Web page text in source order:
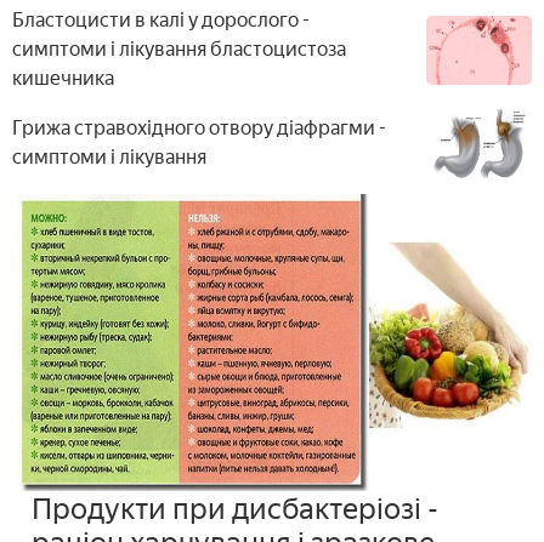
Бластоцисти в калі у дорослого -
симптоми і лікування бластоцистоза
кишечника
Грижа стравохідного отвору діафрагми -
симптоми і лікування
Продукти при дисбактеріозі -